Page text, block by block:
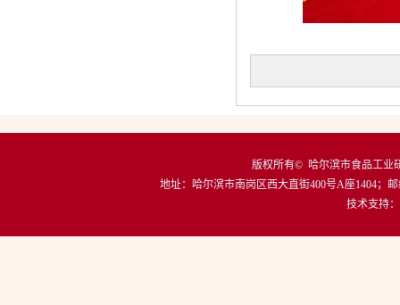
版权所有© 哈尔滨市食品工
地址： 哈尔滨市南岗区西大直街400号A座1404；
技术支持：